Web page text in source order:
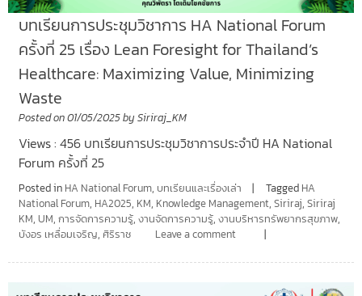
บทเรียนการประชุมวิชาการ HA National Forum
ครั้งที่ 25 เรื่อง Lean Foresight for Thailand’s
Healthcare: Maximizing Value, Minimizing
Waste
Posted on01/05/2025by Siriraj_KM
Views : 456 บทเรียนการประชุมวิชาการประจำปี HA National
Forum ครั้งที่ 25
Posted in HA National Forum, บทเรียนและเรื่องเล่า Tagged HA
National Forum, HA2025, KM, Knowledge Management, Siriraj, Siriraj
KM, UM, การจัดการความรู้, งานจัดการความรู้, งานบริหารทรัพยากรสุขภาพ,
บังอร เหลื่อมเจริญ, ศิริราช Leave a comment